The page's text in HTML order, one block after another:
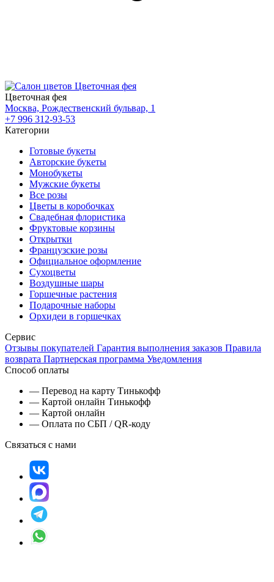
Цветочная фея
Москва, Рождественский бульвар, 1
+7 996 312-93-53
Категории
Готовые букеты
Авторские букеты
Монобукеты
Мужские букеты
Все розы
Цветы в коробочках
Свадебная флористика
Фруктовые корзины
Открытки
Французские розы
Официальное оформление
Сухоцветы
Воздушные шары
Горшечные растения
Подарочные наборы
Орхидеи в горшечках
Сервис
Отзывы покупателей Гарантия выполнения заказов Правила
возврата Партнерская программа Уведомления
Способ оплаты
— Перевод на карту Тинькофф
— Картой онлайн Тинькофф
— Картой онлайн
— Оплата по СБП / QR-коду
Связаться с нами